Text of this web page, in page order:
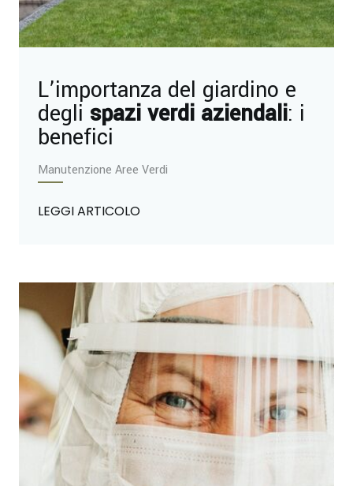
L’importanza del giardino e
degli spazi verdi aziendali: i
benefici
Manutenzione Aree Verdi
LEGGI ARTICOLO